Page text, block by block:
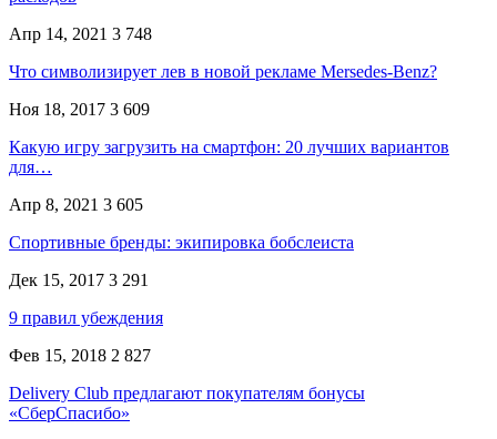
Апр 14, 2021 3 748
Что символизирует лев в новой рекламе Mersedes-Benz?
Ноя 18, 2017 3 609
Какую игру загрузить на смартфон: 20 лучших вариантов
для…
Апр 8, 2021 3 605
Спортивные бренды: экипировка бобслеиста
Дек 15, 2017 3 291
9 правил убеждения
Фев 15, 2018 2 827
Delivery Club предлагают покупателям бонусы
«СберСпасибо»